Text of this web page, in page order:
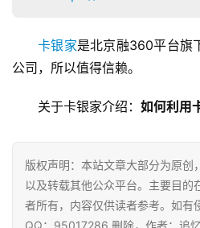
简
手
赚
卡银家是北京融360平台旗
公司，所以值得信赖。
关于卡银家介绍： 如何利用
版权声明：本站文章大部分为原创
以及转载其他公众平台。主要目的
者所有，内容仅供读者参考。如有